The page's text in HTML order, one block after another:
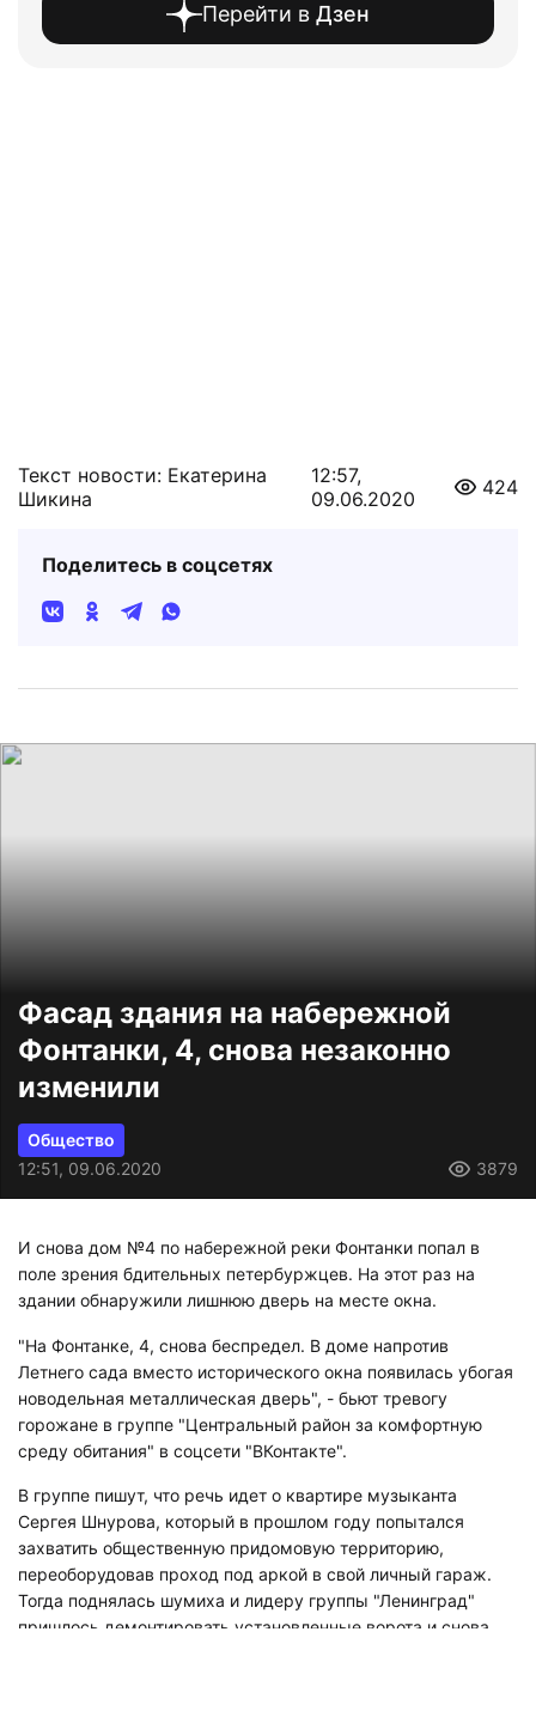
Перейти в Дзен
Текст новости: Екатерина
Шикина
12:57,
09.06.2020
424
Поделитесь в соцсетях
Фасад здания на набережной
Фонтанки, 4, снова незаконно
изменили
Общество
12:51, 09.06.2020
3879
И снова дом №4 по набережной реки Фонтанки попал в
поле зрения бдительных петербуржцев. На этот раз на
здании обнаружили лишнюю дверь на месте окна.
"На Фонтанке, 4, снова беспредел. В доме напротив
Летнего сада вместо исторического окна появилась убогая
новодельная металлическая дверь", - бьют тревогу
горожане в группе "Центральный район за комфортную
среду обитания" в соцсети "ВКонтакте".
В группе пишут, что речь идет о квартире музыканта
Сергея Шнурова, который в прошлом году попытался
захватить общественную придомовую территорию,
переоборудовав проход под аркой в свой личный гараж.
Тогда поднялась шумиха и лидеру группы "Ленинград"
пришлось демонтировать установленные ворота и снова